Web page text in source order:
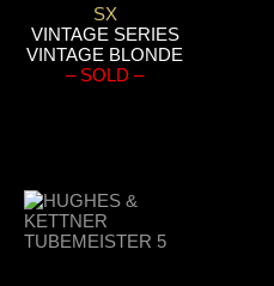
SX
VINTAGE SERIES
VINTAGE BLONDE
– SOLD –